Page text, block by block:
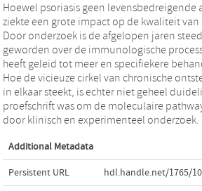
Hoewel psoriasis geen levensbedreigende
ziekte een grote impact op de kwaliteit
Door onderzoek is de afgelopen jaren
geworden over de immunologische
heeft geleid tot meer en specifiekere
Hoe de vicieuze cirkel van chronische
in elkaar steekt, is echter niet geheel
proefschrift was om de moleculaire
door klinisch en experimenteel onderzoek.
Additional Metadata
Persistent URL hdl.handle.net/1765/